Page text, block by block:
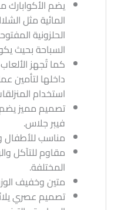
يضم
المائية مثل
الحلزونية
السباحة بحيث
كما تُجهز
داخلها لتأمين
استخدام
فيبر جلاس.
مناسب للأطفال
مقاوم للتآكل
المختلفة.
متين وخفيف
تصميم عصري